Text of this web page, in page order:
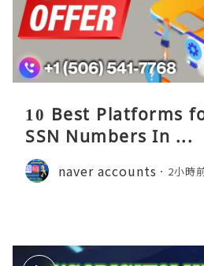
10 Best Platforms
SSN Numbers In ...
naver accounts 2小時